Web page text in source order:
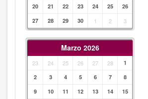
20
21 22 23 24 25
26
27
28 29 30 1 2 3
Marzo 2026
23 24 25 26 27 28
1
2
3 4 5 6 7
8
9
10 11 12 13 14
15